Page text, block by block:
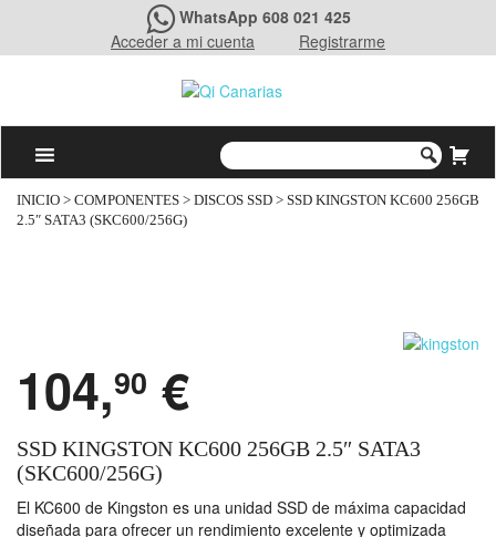
WhatsApp 608 021 425
Acceder a mi cuenta
Registrarme
INICIO > COMPONENTES > DISCOS SSD > SSD KINGSTON KC600 256GB
2.5″ SATA3 (SKC600/256G)
104,90 €
SSD KINGSTON KC600 256GB 2.5″ SATA3
(SKC600/256G)
El KC600 de Kingston es una unidad SSD de máxima capacidad
diseñada para ofrecer un rendimiento excelente y optimizada